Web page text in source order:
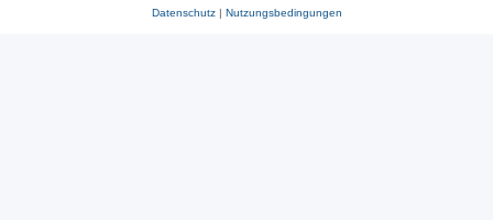
Datenschutz| Nutzungsbedingungen